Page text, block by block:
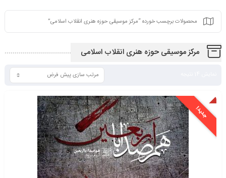
محصولات برچسب خورده “مرکز موسیقی حوزه هنری انقلاب اسلامی”
مرکز موسیقی حوزه هنری انقلاب اسلامی